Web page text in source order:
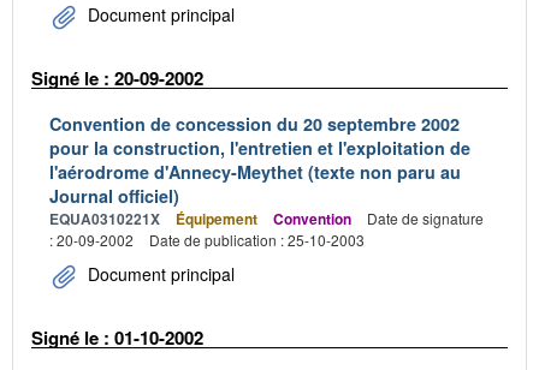
Document principal
Signé le : 20-09-2002
Convention de concession du 20 septembre 2002
pour la construction, l'entretien et l'exploitation de
l'aérodrome d'Annecy-Meythet (texte non paru au
Journal officiel)
EQUA0310221X Équipement Convention
Date de signature
: 20-09-2002
Date de publication : 25-10-2003
Document principal
Signé le : 01-10-2002